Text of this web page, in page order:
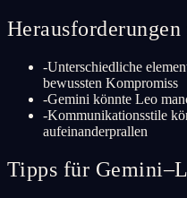
-Unterschiedliche
bewussten Kompromiss
-Gemini könnte Leo
-Kommunikationsstile
aufeinanderprallen
Tipps für